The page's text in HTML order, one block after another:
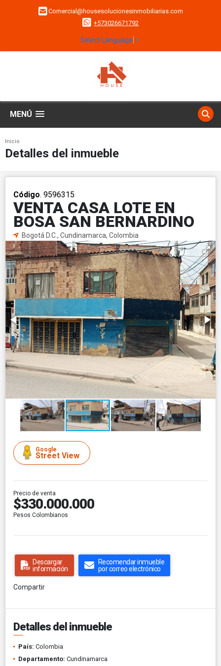
Comercial@housesolucionesinmobiliarias.com
+573026671792
Select Language ▼
MENÚ
Inicio
Detalles del inmueble
Código. 9596315
VENTA CASA LOTE EN
BOSA SAN BERNARDINO
Bogotá D.C., Cundinamarca, Colombia
Google
Street View
Precio de venta
$330.000.000
Pesos Colombianos
Descargar
información
Recomendar inmueble
por correo electrónico
Compartir
Detalles del inmueble
País: Colombia
Departamento: Cundinamarca